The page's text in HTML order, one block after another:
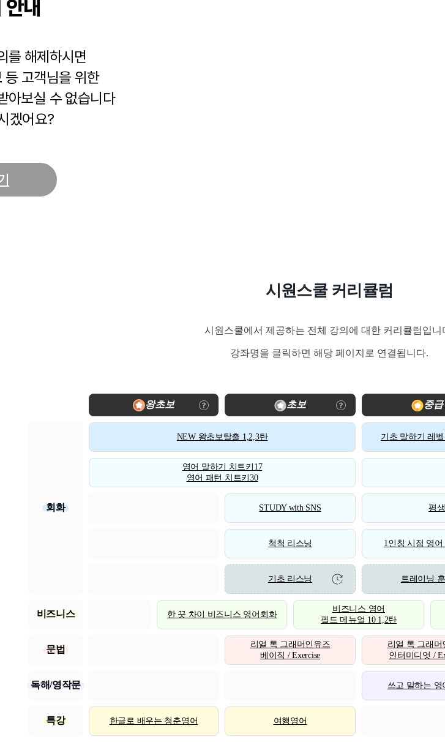
내
를 해제하시면
등 고객님을 위한
아보실 수 없습니다
겠어요?
시원스쿨 커리큘럼
시원스쿨에서 제공하는 전체 강의에 대한 커리큘럼입니
강좌명을 클릭하면 해당 페이지로 연결됩니다.
왕초보 초보 중급
회화
NEW 왕초보탈출 1,2,3탄 기초 말하기 레
영어 말하기 치트키17
영어 패턴 치트키30
STUDY with SNS 평
척척 리스닝 1인칭 시점 영어
기초 리스닝 트레이닝
비즈니스 한 끗 차이 비즈니스 영어회화
비즈니스 영어
필드 메뉴얼 10 1,2탄
문법
리얼 톡 그래머인유즈
베이직 / Exercise
리얼 톡 그래머
인터미디엇 /
독해/영작문 쓰고 말하는 영
특강 한글로 배우는 청춘영어 여행영어